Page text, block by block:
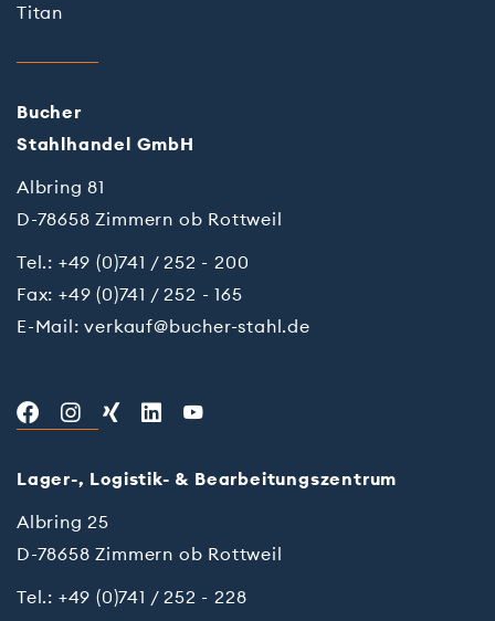
Titan
Bu­cher
Stahl­han­del GmbH
Albring 81
D-78658 Zimmern ob Rottweil
Tel.: +49 (0)741 / 252 - 200
Fax: +49 (0)741 / 252 - 165
E-Mail:verkauf@bucher-stahl.de
Lager-, Logistik- & Bearbeitungszentrum
Al­bring 25
D-78658 Zim­mern ob Rottweil
Te­l.: +49 (0)741 / 252 - 228